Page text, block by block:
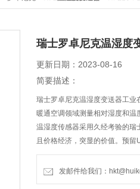
瑞士罗卓尼克温湿度
更新日期：2023-08-16
简要描述：
瑞士罗卓尼克温湿度变送器工业
暖通空调领域测量相对湿度和温
温湿度传感器采用久经考验的瑞
且价格经济，突显的价值。预
送器进行校准和标定。
发邮件给我们：